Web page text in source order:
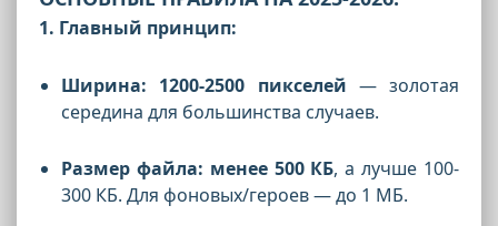
1. Главный принцип:
Ширина: 1200-2500 пикселей — золотая
середина для большинства случаев.
Размер файла: менее 500 КБ, а лучше 100-
300 КБ. Для фоновых/героев — до 1 МБ.